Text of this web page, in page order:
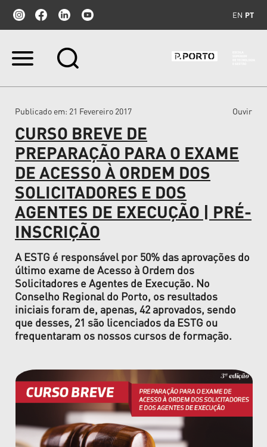
EN PT
Ir
Ir
navegação
Publicado em: 21 Fevereiro 2017 Ouvir
CURSO BREVE DE
PREPARAÇÃO PARA O EXAME
DE ACESSO À ORDEM DOS
SOLICITADORES E DOS
AGENTES DE EXECUÇÃO | PRÉ-
INSCRIÇÃO
A ESTG é responsável por 50% das aprovações do
último exame de Acesso à Ordem dos
Solicitadores e Agentes de Execução. No
Conselho Regional do Porto, os resultados
iniciais foram de, apenas, 42 aprovados, sendo
que desses, 21 são licenciados da ESTG ou
frequentaram os nossos cursos de formação.